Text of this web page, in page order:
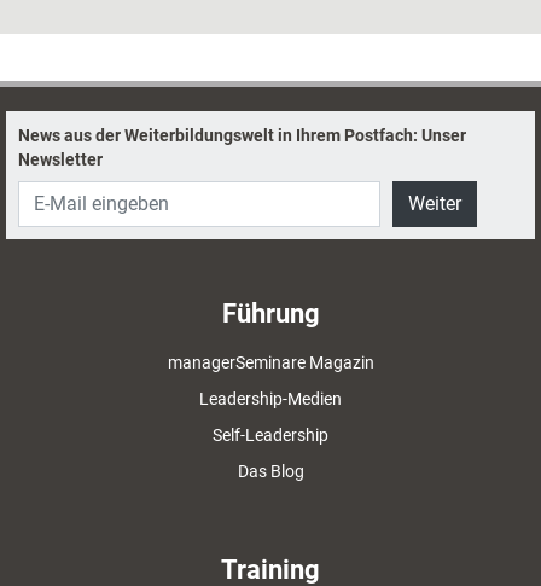
News aus der Weiterbildungswelt in Ihrem Postfach: Unser
Newsletter
Weiter
Führung
managerSeminare Magazin
Leadership-Medien
Self-Leadership
Das Blog
Training